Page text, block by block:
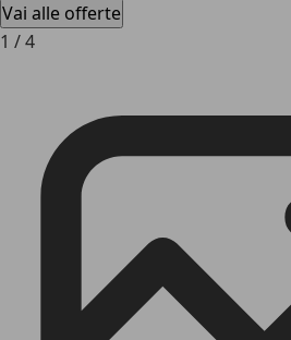
Vai alle offerte
1 /4